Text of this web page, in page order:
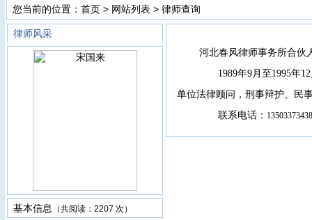
您当前的位置： 首页 > 网站列表 > 律师查询
律师风采
基本信息 （共阅读： 2207 次）
河北春风律师事务所合伙
1989年9月至 1995年12
单位法律顾问，刑事辩护、民
联系电话： 13503373438